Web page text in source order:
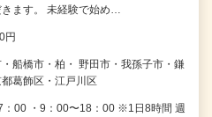
ます。 未経験で始め…
円
船橋市・柏・ 野田市・我孫子市・鎌
葛飾区・江戸川区
：00 ・9：00〜18：00 ※1日8時間 週